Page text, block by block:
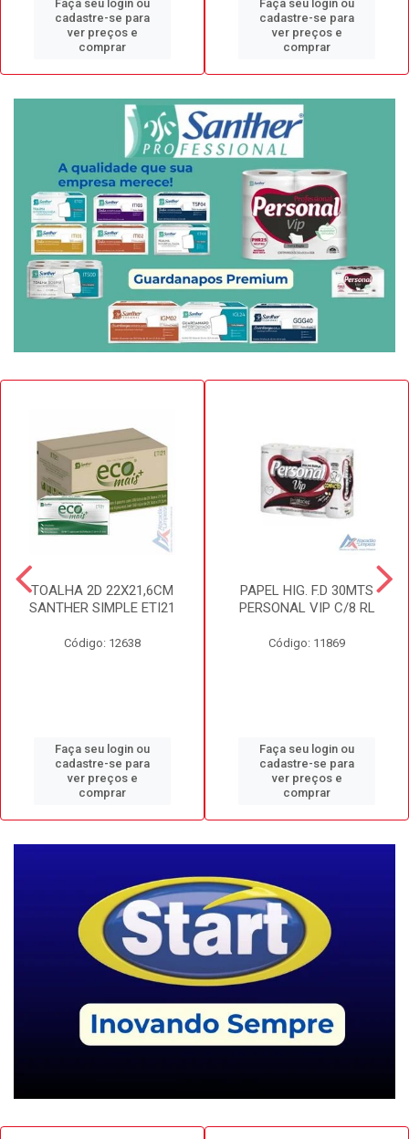
Faça seu login ou
cadastre-se para
ver preços e
comprar
Faça seu login ou
cadastre-se para
ver preços e
comprar
TOALHA 2D 22X21,6CM
SANTHER SIMPLE ETI21
Código: 12638
Faça seu login ou
cadastre-se para
ver preços e
comprar
PAPEL HIG. F.D 30MTS
PERSONAL VIP C/8 RL
Código: 11869
Faça seu login ou
cadastre-se para
ver preços e
comprar